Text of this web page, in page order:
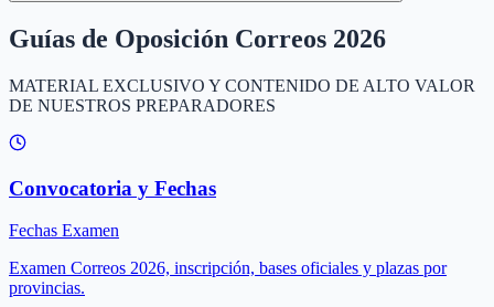
Guías de Oposición Correos 2026
MATERIAL EXCLUSIVO Y CONTENIDO DE ALTO VALOR
DE NUESTROS PREPARADORES
Convocatoria y Fechas
Fechas Examen
Examen Correos 2026, inscripción, bases oficiales y plazas por
provincias.